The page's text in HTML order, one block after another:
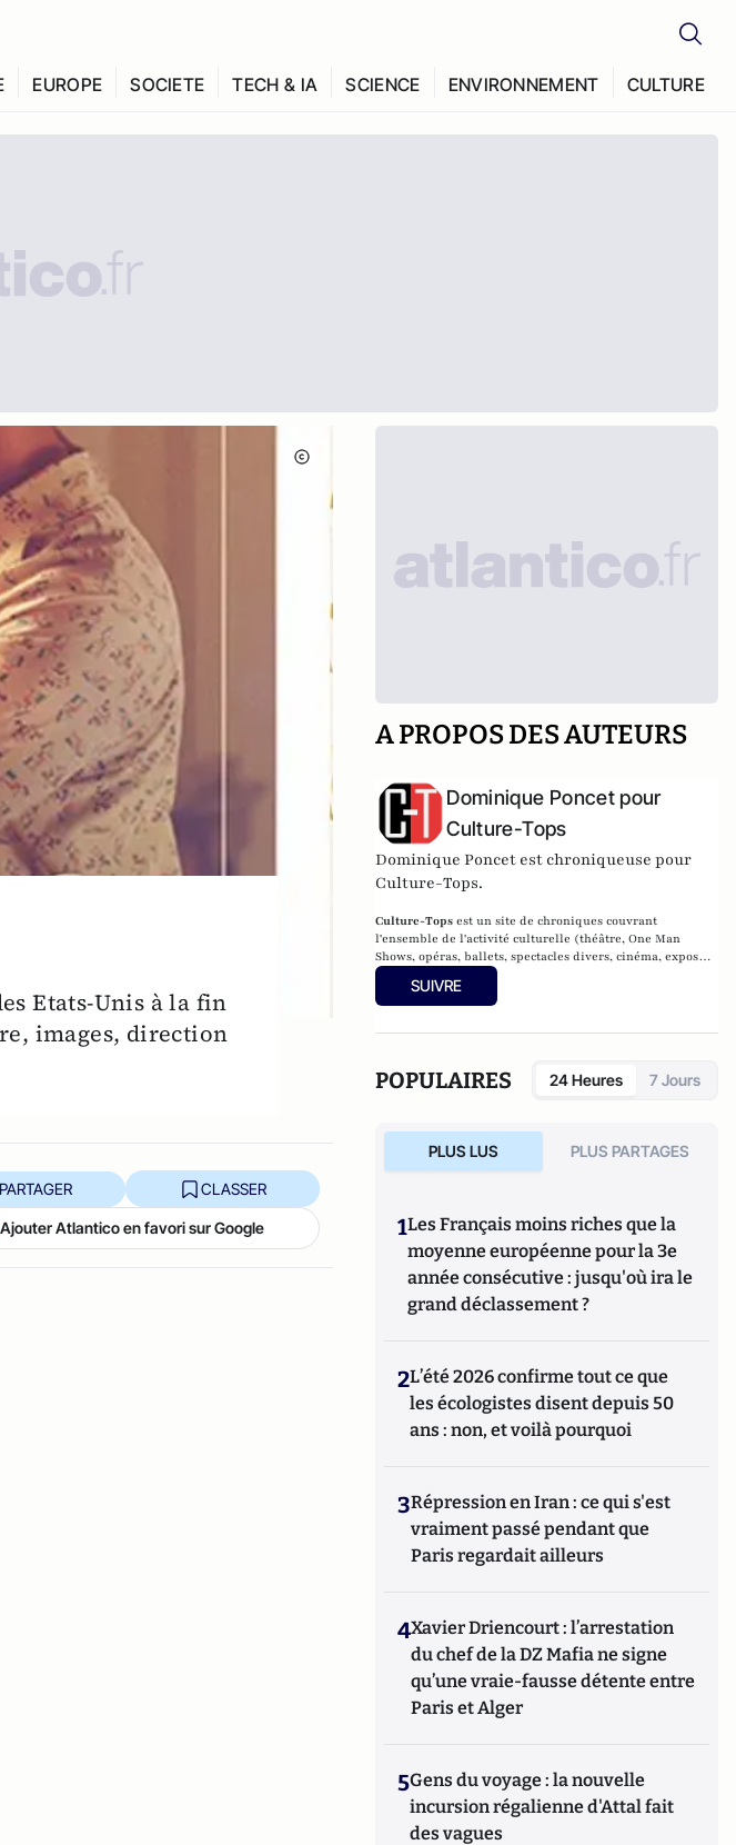
EUROPE SOCIETE TECH & IA SCIENCE ENVIRONNEMENT CULTURE
Etats-Unis à la fin
images, direction
PARTAGER CLASSER
Ajouter Atlantico en favori sur Google
A PROPOS DES AUTEURS
Dominique Poncet pour
Culture-Tops
Dominique Poncet est chroniqueuse pour
Culture-Tops.
Culture-Tops est un site de chroniques couvrant
l'ensemble de l'activité culturelle (théâtre, One Man
Shows, opéras, ballets, spectacles divers, cinéma, expos,
livres, etc.).
SUIVRE
POPULAIRES 24 Heures 7 Jours
PLUS LUS PLUS PARTAGES
1Les Français moins riches que la
moyenne européenne pour la 3e
année consécutive : jusqu'où ira le
grand déclassement ?
2L’été 2026 confirme tout ce que
les écologistes disent depuis 50
ans : non, et voilà pourquoi
3Répression en Iran : ce qui s'est
vraiment passé pendant que
Paris regardait ailleurs
4Xavier Driencourt : l’arrestation
du chef de la DZ Mafia ne signe
qu’une vraie-fausse détente entre
Paris et Alger
5Gens du voyage : la nouvelle
incursion régalienne d'Attal fait
des vagues